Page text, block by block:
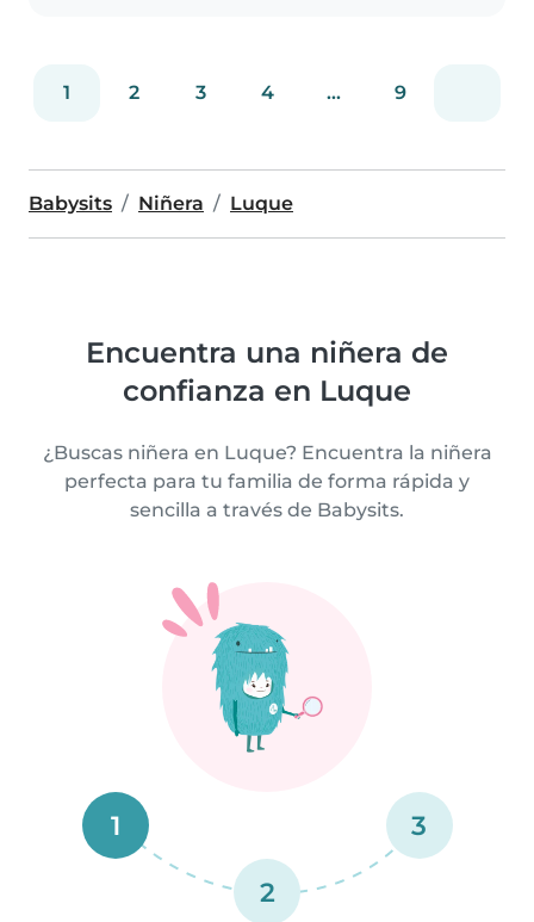
1 2 3 4 ... 9
Babysits Niñera Luque
Encuentra una niñera de
confianza en Luque
¿Buscas niñera en Luque? Encuentra la niñera
perfecta para tu familia de forma rápida y
sencilla a través de Babysits.
1
2
3